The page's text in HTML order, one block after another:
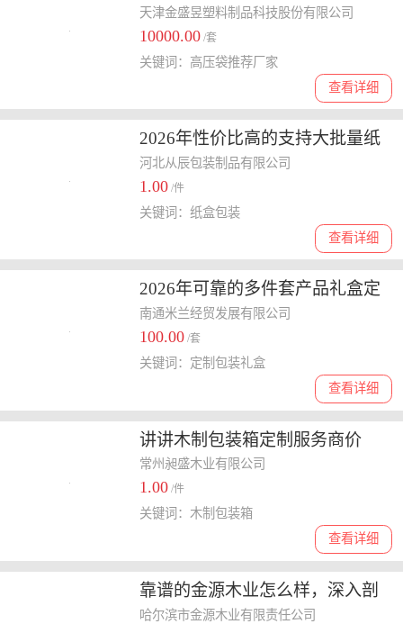
读正规公司的优势与选购要点
天津金盛昱塑料制品科技股份有限公司
10000.00 /套
查看详细
关键词：高压袋推荐厂家
2026年性价比高的支持大批量纸
盒包装定制厂家，讲讲哪个口碑
好
河北从辰包装制品有限公司
1.00 /件
查看详细
关键词：纸盒包装
2026年可靠的多件套产品礼盒定
制厂家分析，新品牌怎么选择
南通米兰经贸发展有限公司
100.00 /套
查看详细
关键词：定制包装礼盒
讲讲木制包装箱定制服务商价
格，哪家性价比高来分析
常州昶盛木业有限公司
1.00 /件
查看详细
关键词：木制包装箱
靠谱的金源木业怎么样，深入剖
析其产品质量与服务水平
哈尔滨市金源木业有限责任公司